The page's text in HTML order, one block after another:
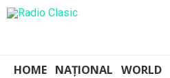
HOME NAȚIONAL WORLD